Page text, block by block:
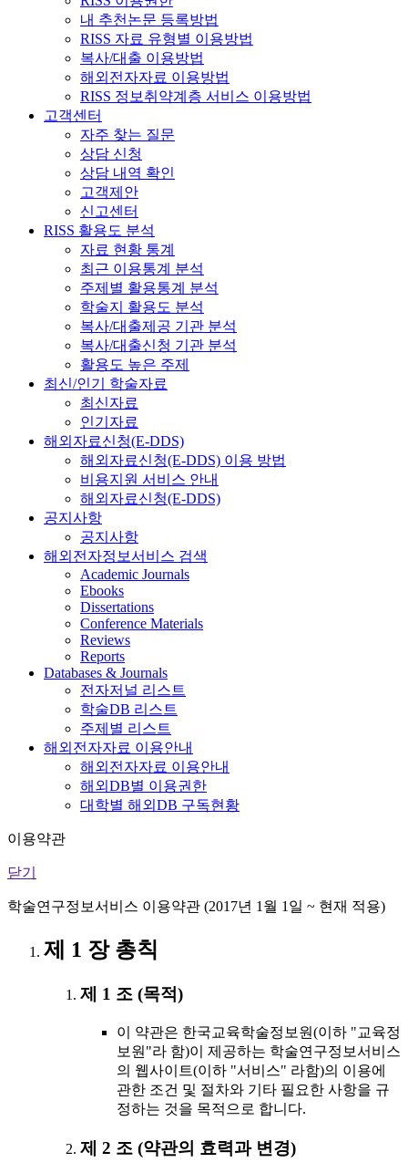
내 추천논문 등록방법
RISS 자료 유형별 이용방법
복사/대출 이용방법
해외전자자료 이용방법
RISS 정보취약계층 서비스 이용방법
고객센터
자주 찾는 질문
상담 신청
상담 내역 확인
고객제안
신고센터
RISS 활용도 분석
자료 현황 통계
최근 이용통계 분석
주제별 활용통계 분석
학술지 활용도 분석
복사/대출제공 기관 분석
복사/대출신청 기관 분석
활용도 높은 주제
최신/인기 학술자료
최신자료
인기자료
해외자료신청(E-DDS)
해외자료신청(E-DDS) 이용 방법
비용지원 서비스 안내
해외자료신청(E-DDS)
공지사항
공지사항
해외전자정보서비스 검색
Academic Journals
Ebooks
Dissertations
Conference Materials
Reviews
Reports
Databases & Journals
전자저널 리스트
학술DB 리스트
주제별 리스트
해외전자자료 이용안내
해외전자자료 이용안내
해외DB별 이용권한
대학별 해외DB 구독현황
이용약관
닫기
학술연구정보서비스 이용약관 (2017년 1월 1일 ~ 현재 적용)
제 1 장 총칙
제 1 조 (목적)
이 약관은 한국교육학술정보원(이하 "교육정
보원"라 함)이 제공하는 학술연구정보서비스
의 웹사이트(이하 "서비스" 라함)의 이용에
관한 조건 및 절차와 기타 필요한 사항을 규
정하는 것을 목적으로 합니다.
제 2 조 (약관의 효력과 변경)